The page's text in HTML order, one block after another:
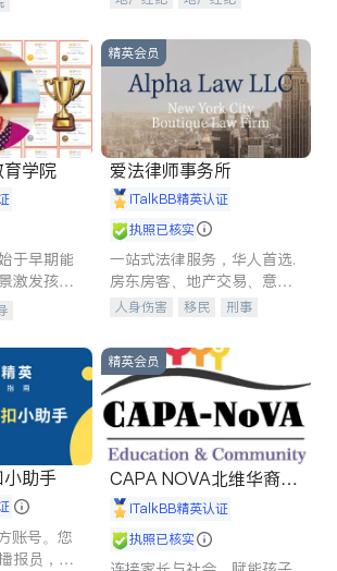
商铺租售
学院
于早期能
激发孩子
。理念：
成功的基
精英会员
爱法律师事务所
iTalkBB精英认证
执照已核实
一站式法律服务，华人首选.
房东房客、地产交易、意外
伤害、车祸重伤、商业诉
建筑合同、刑事案件全包办
人身伤害 移民
刑事
信托/遗嘱
商业
索赔
律师-其它 保释
助手
账号。您
报员，精
精英会员
CAPA NOVA北维华裔家
长会iTalkBB精英认证
执照已核实